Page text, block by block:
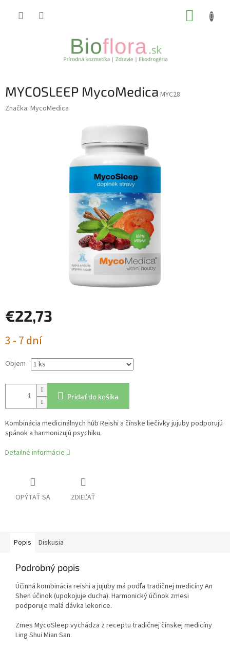
MYCOSLEEP MycoMedica MYC28
Značka: MycoMedica
€22,73
cena:
3 - 7 dní
Objem
Pridať do košíka
Kombinácia medicinálnych húb Reishi a čínske liečivky jujuby podporujú
spánok a harmonizujú psychiku.
Detailné informácie
OPÝTAŤ SA ZDIEĽAŤ
Popis Diskusia
Podrobný popis
Účinná kombinácia reishi a jujuby má podľa tradičnej medicíny An
Shen účinok (upokojuje ducha). Harmonický účinok zmesi
podporuje malá dávka lekorice.
Zmes MycoSleep vychádza z receptu tradičnej čínskej medicíny
Ling Shui Mian San.